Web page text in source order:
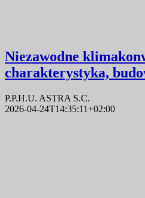
Niezawodne
charakterystyka,
P.P.H.U. ASTRA S.C.
2026-04-24T14:35:11+02:00